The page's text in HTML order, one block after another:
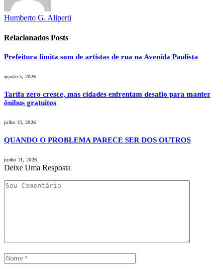
Humberto G. Aliperti
Relacionados Posts
Prefeitura limita som de artistas de rua na Avenida Paulista
agosto 5, 2026
Tarifa zero cresce, mas cidades enfrentam desafio para manter
ônibus gratuitos
julho 13, 2026
QUANDO O PROBLEMA PARECE SER DOS OUTROS
junho 11, 2026
Deixe Uma Resposta